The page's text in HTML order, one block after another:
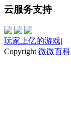
云服务支持
玩家上亿的游戏|
Copyright 微微百科